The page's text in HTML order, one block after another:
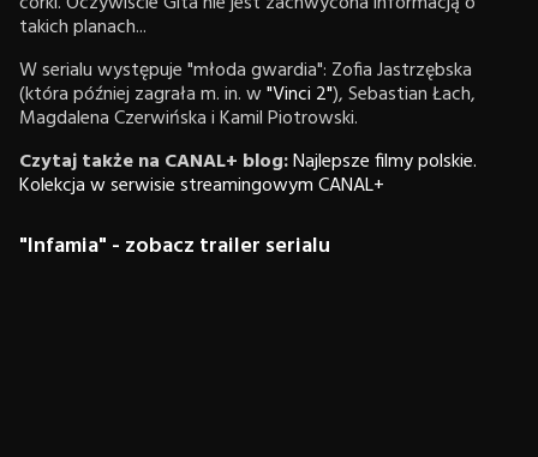
takich planach...
W serialu występuje "młoda gwardia": Zofia Jastrzębska
(która później zagrała m. in. w"Vinci 2"), Sebastian Łach,
Magdalena Czerwińska i Kamil Piotrowski.
Czytaj także na CANAL+ blog:Najlepsze filmy polskie.
Kolekcja w serwisie streamingowym CANAL+
"Infamia" - zobacz trailer serialu